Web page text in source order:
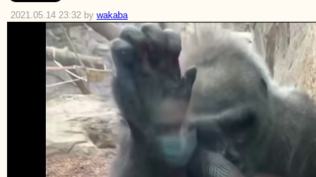
2021.05.14 23:32 by wakaba